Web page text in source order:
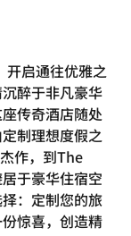
开启通往优雅之
醉于非凡豪华
传奇酒店随处
制理想度假之
作，到The
于豪华住宿空
：定制您的旅
惊喜，创造精